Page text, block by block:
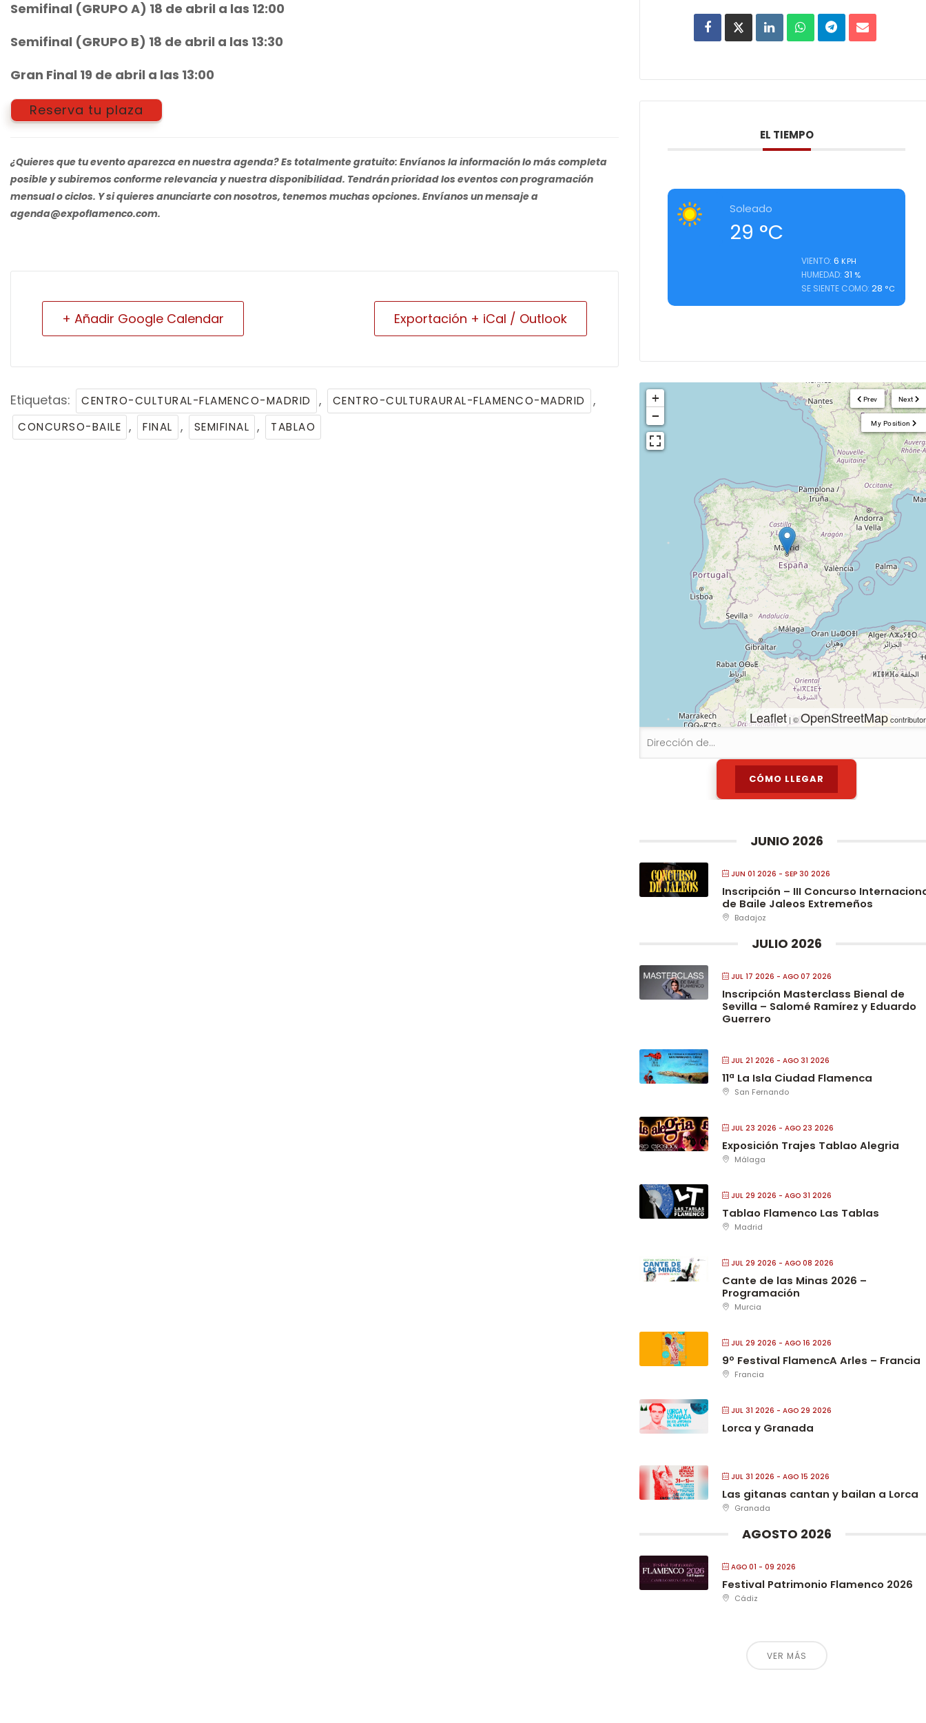
Semifinal (GRUPO A) 18 de abril a las 12:00
Semifinal (GRUPO B) 18 de abril a las 13:30
Gran Final 19 de abril a las 13:00
Reserva tu plaza
¿Quieres que tu evento aparezca en nuestra agenda? Es totalmente gratuito: Envíanos la información lo más completa
posible y subiremos conforme relevancia y nuestra disponibilidad. Tendrán prioridad los eventos con programación
mensual o ciclos. Y si quieres anunciarte con nosotros, tenemos muchas opciones. Envíanos un mensaje a
agenda@expoflamenco.com.
+ Añadir Google Calendar Exportación + iCal / Outlook
Etiquetas: CENTRO-CULTURAL-FLAMENCO-MADRID , CENTRO-CULTURAURAL-FLAMENCO-MADRID ,
CONCURSO-BAILE , FINAL , SEMIFINAL , TABLAO
EL TIEMPO
Soleado
29 °C
VIENTO: 6 KPH
HUMEDAD: 31 %
SE SIENTE COMO: 28 °C
Next
Prev
My Position
+
−
Leaflet| ©OpenStreetMap
JUNIO 2026
JUN 01 2026 - SEP 30 2026
Inscripción – III Concurso
de Baile Jaleos Extremeños
Badajoz
JULIO 2026
JUL 17 2026 - AGO 07 2026
Inscripción Masterclass Bienal de
Sevilla – Salomé Ramírez y Eduardo
Guerrero
JUL 21 2026 - AGO 31 2026
11ª La Isla Ciudad Flamenca
San Fernando
JUL 23 2026 - AGO 23 2026
Exposición Trajes Tablao Alegria
Málaga
JUL 29 2026 - AGO 31 2026
Tablao Flamenco Las Tablas
Madrid
JUL 29 2026 - AGO 08 2026
Cante de las Minas 2026 –
Programación
Murcia
JUL 29 2026 - AGO 16 2026
9º Festival FlamencA Arles – Francia
Francia
JUL 31 2026 - AGO 29 2026
Lorca y Granada
JUL 31 2026 - AGO 15 2026
Las gitanas cantan y bailan a Lorca
Granada
AGOSTO 2026
AGO 01 - 09 2026
Festival Patrimonio Flamenco 2026
Cádiz
VER MÁS